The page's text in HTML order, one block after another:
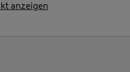
anzeigen